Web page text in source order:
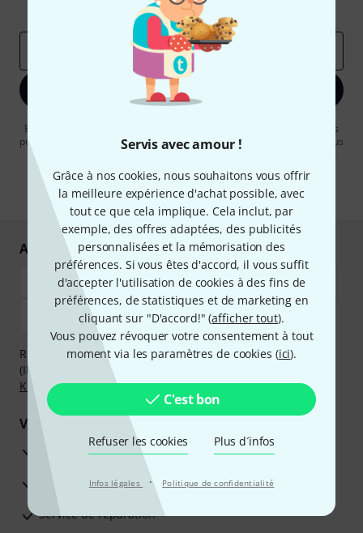
Servis avec amour !
Grâce à nos cookies, nous souhaitons vous offrir
la meilleure expérience d'achat possible, avec
tout ce que cela implique. Cela inclut, par
exemple, des offres adaptées, des publicités
personnalisées et la mémorisation des
préférences. Si vous êtes d'accord, il vous suffit
d'accepter l'utilisation de cookies à des fins de
préférences, de statistiques et de marketing en
cliquant sur "D'accord!" (afficher tout).
Vous pouvez révoquer votre consentement à tout
moment via les paramètres de cookies (ici).
C'est bon
Refuser les cookies Plus d´infos
Infos légales · Politique de confidentialité
Articles inspirants
Deals
S'inscrire maintenant
En cliquant sur "S'inscrire maintenant", vous acceptez de recevoir des
publicités par e-mail. La désinscription est possible à tout moment. Vous
pouvez trouver plus d'informations à ce sujet dans notre
* Requis
Achetez et payez en toute sécurité
Réglez de manière sûre et sécurisée par Virement
(IBAN/BIC), PayPal, Amazon Pay,
Klarna Payer en 3 foisou Carte de crédit.
Vos avantages
Ga­ran­tie Thomann 3 ans
Garantie 30 jours satisfait ou remboursé
Service de réparation